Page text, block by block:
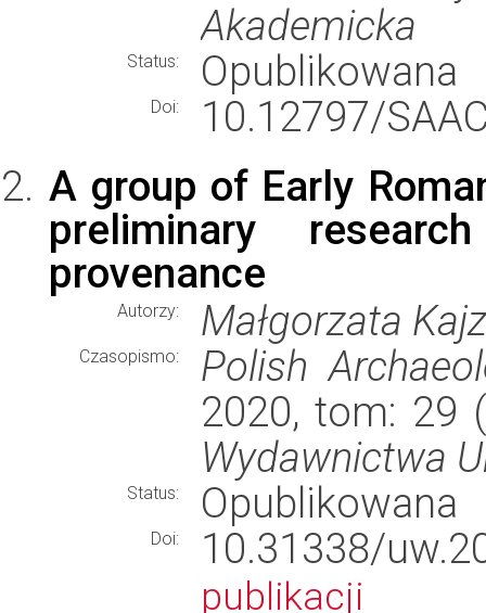
Akademicka
Status: Opublikowana
Doi:
10.12797/
A group of Early
preliminary
provenance
Autorzy: Małgorzata
Czasopismo:
Polish
2020, tom: 29
Wydawnictwa
Status: Opublikowana
Doi: 10.31338/
publikacji